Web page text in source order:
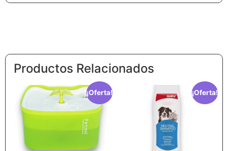
Productos Relacionados
¡Oferta! ¡Oferta!